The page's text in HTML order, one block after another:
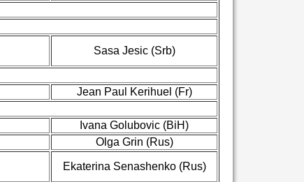
Sasa Jesic (Srb)
Jean Paul Kerihuel (Fr)
Ivana Golubovic (BiH)
Olga Grin (Rus)
Ekaterina Senashenko (Rus)